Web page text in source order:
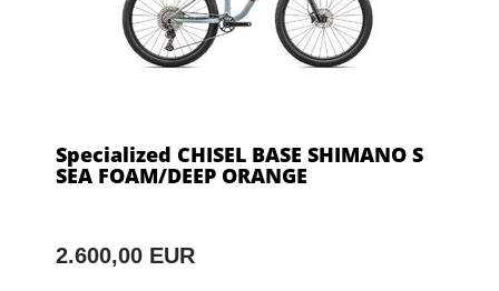
Specialized CHISEL BASE SHIMANO S
SEA FOAM/DEEP ORANGE
2.600,00 EUR